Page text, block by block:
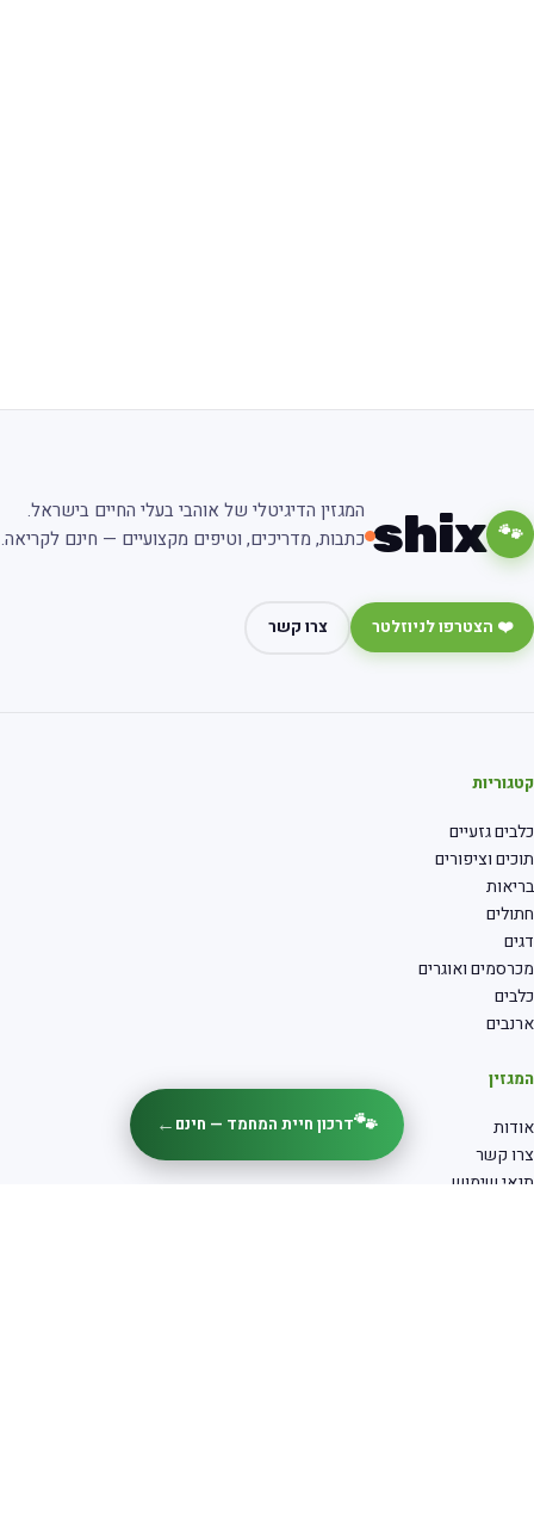
🐾
shix המגזין הדיגיטלי של אוהבי בעלי החיים בישראל.
כתבות, מדריכים, וטיפים מקצועיים — חינם לקריאה.
❤️ הצטרפו לניוזלטר צרו קשר
קטגוריות
כלבים גזעיים
תוכים וציפורים
בריאות
חתולים
דגים
מכרסמים ואוגרים
כלבים
ארנבים
המגזין
אודות
צרו קשר
תנאי שימוש
🐾דרכון חיית המחמד — חינם ←